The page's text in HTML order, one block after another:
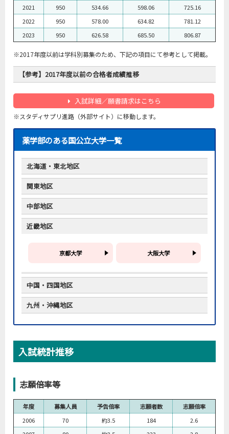
2021
950 534.66 598.06
725.16
2022
950 578.00 634.82
781.12
2023
950 626.58 685.50 806.87
※2017年度以前は学科別募集のため、下記の項目にて参考として掲載。
【参考】2017年度以前の合格者成績推移
年度 配点 最低点 平均点
最高点
2007
950 552.90
2008
950 530.26 590.44
671.36
2009
950
2010
950 560.11 607.76
686.90
2011
950 597.26 644.50
717.73
2012
2013
950 570.75 617.67
739.60
2017
950 576.20 619.75 710.96
年度 配点 最低点 平均点
最高点
2006
950 619.43 668.15
790.16
2007
950
2009
950
2011
950 563.93 619.20
731.35
2012
950 569.08 610.81
686.68
入試詳細／願書請求はこちら
※スタディサプリ進路（外部サイト）に移動します。
薬学部のある国公立大学一覧
北海道・東北地区
関東地区
中部地区
岐阜薬科大学* 静岡県立大学
名古屋市立大学
近畿地区
京都大学 大阪大学
中国・四国地区
岡山大学
九州・沖縄地区
九州大学 長崎大学
熊本大学
入試統計推移
志願倍率等
年度 募集人員 予告倍率 志願者数
志願倍率
2006
70 約3.5 184
2.6